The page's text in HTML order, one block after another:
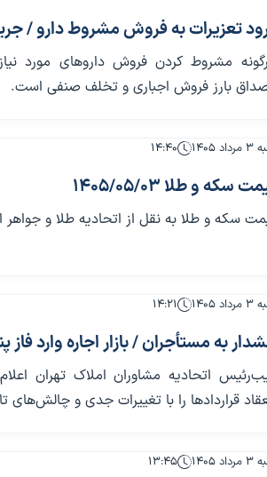
تعزیرات به فروش مشروط دارو / جریمه ۵ برابری برای
مشروط کردن فروش داروهای مورد نیاز
بارز فروش اجباری و تخلف صنفی است.
۱۴۰۵ ۱۴:۴۰
سکه و طلا 1405/05/03
سکه و طلا به نقل از اتحادیه طلا و جواهر
۱۴۰۵ ۱۴:۲۱
به مستأجران / بازار اجاره وارد فاز
اتحادیه مشاوران املاک تهران
قراردادها را با تغییرات جدی و چالش‌های
۱۴۰۵ ۱۳:۴۵